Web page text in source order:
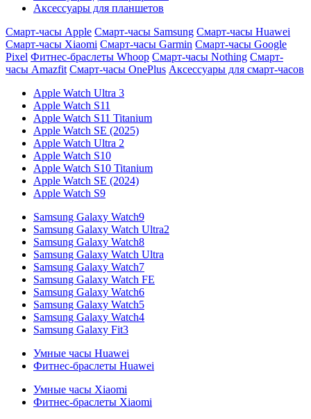
Аксессуары для планшетов
Смарт-часы Apple Смарт-часы Samsung Смарт-часы Huawei
Смарт-часы Xiaomi Смарт-часы Garmin Смарт-часы Google
Pixel Фитнес-браслеты Whoop Смарт-часы Nothing Смарт-
часы Amazfit Смарт-часы OnePlus Аксессуары для смарт-часов
Apple Watch Ultra 3
Apple Watch S11
Apple Watch S11 Titanium
Apple Watch SE (2025)
Apple Watch Ultra 2
Apple Watch S10
Apple Watch S10 Titanium
Apple Watch SE (2024)
Apple Watch S9
Samsung Galaxy Watch9
Samsung Galaxy Watch Ultra2
Samsung Galaxy Watch8
Samsung Galaxy Watch Ultra
Samsung Galaxy Watch7
Samsung Galaxy Watch FE
Samsung Galaxy Watch6
Samsung Galaxy Watch5
Samsung Galaxy Watch4
Samsung Galaxy Fit3
Умные часы Huawei
Фитнес-браслеты Huawei
Умные часы Xiaomi
Фитнес-браслеты Xiaomi